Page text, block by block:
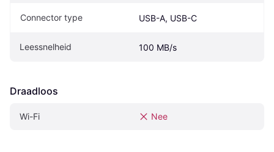
Connector type USB-A, USB-C
Leessnelheid 100 MB/s
Draadloos
Wi-Fi Nee